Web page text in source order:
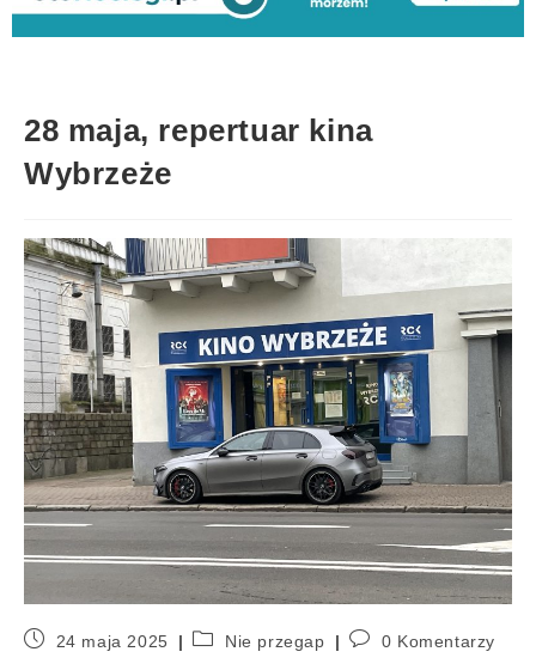
28 maja, repertuar kina
Wybrzeże
24 maja 2025 Nie przegap 0 Komentarzy